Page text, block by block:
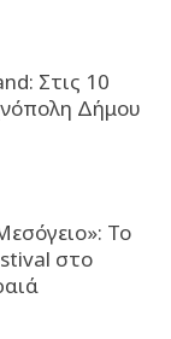
Στις 10
Δήμου
Το
στο